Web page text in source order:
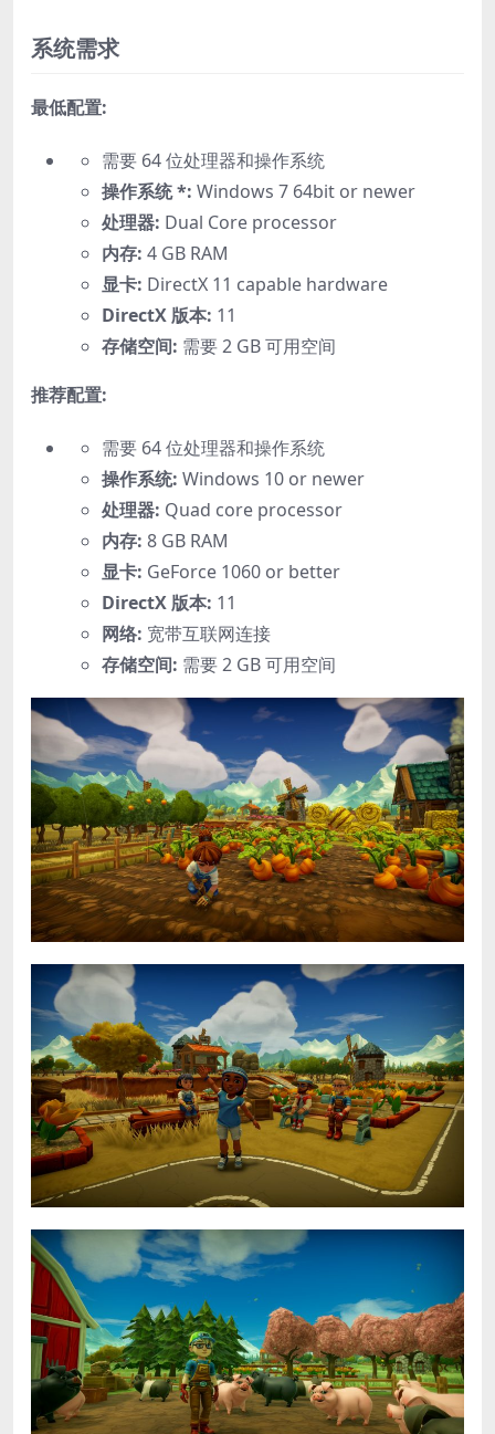
系统需求
最低配置:
需要 64 位处理器和操作系统
操作系统 *: Windows 7 64bit or newer
处理器: Dual Core processor
内存: 4 GB RAM
显卡: DirectX 11 capable hardware
DirectX 版本: 11
存储空间: 需要 2 GB 可用空间
推荐配置:
需要 64 位处理器和操作系统
操作系统: Windows 10 or newer
处理器: Quad core processor
内存: 8 GB RAM
显卡: GeForce 1060 or better
DirectX 版本: 11
网络: 宽带互联网连接
存储空间: 需要 2 GB 可用空间